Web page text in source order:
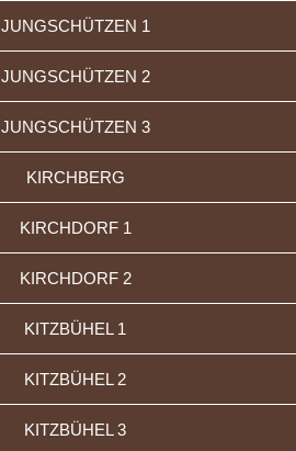
JUNGSCHÜTZEN 1
JUNGSCHÜTZEN 2
JUNGSCHÜTZEN 3
KIRCHBERG
KIRCHDORF 1
KIRCHDORF 2
KITZBÜHEL 1
KITZBÜHEL 2
KITZBÜHEL 3